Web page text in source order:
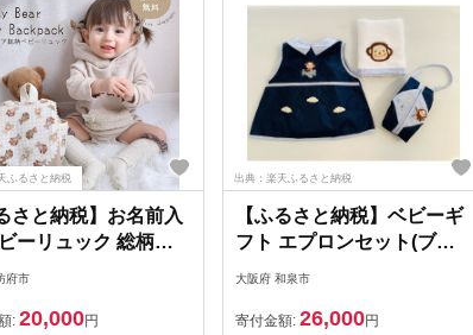
ふるさと納税
さと納税】お名前入
ーリュック 総柄テ
ア 株式会社リリーレ
産祝い 1歳 誕生日
府市
: 20,000円
出典：楽天ふるさと納税
【ふるさと納税】ベビーギ
フト エプロンセット(ブル
ー)【1498694】
大阪府 和泉市
寄付金額:26,000円